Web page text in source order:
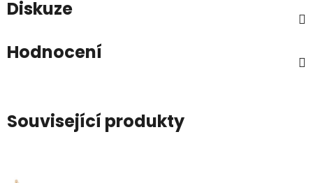
Diskuze
Hodnocení
Související produkty